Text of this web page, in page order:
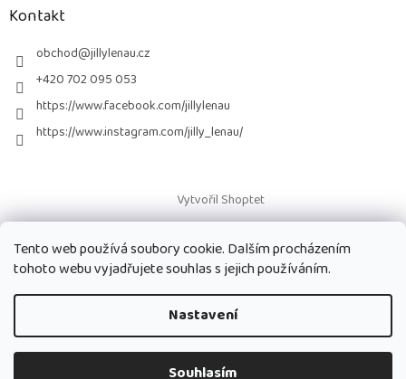
Tento web používá soubory cookie. Dalším procházením
tohoto webu vyjadřujete souhlas s jejich používáním.
Nastavení
Souhlasím
Kontakt
obchod@jillylenau.cz
+420 702 095 053
https://www.facebook.com/jillylenau
https://www.instagram.com/jilly_lenau/
Vytvořil Shoptet
Copyright 2026Paruky Jilly Lenau s.r.o.. Všechna práva vyhrazena.